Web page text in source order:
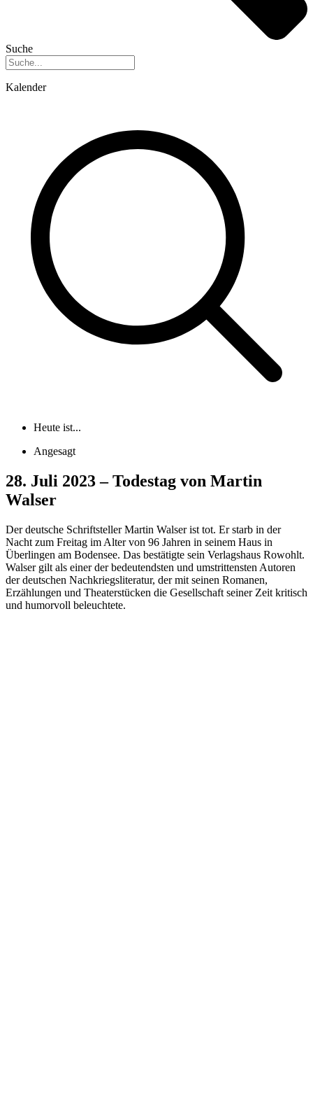
Suche
Kalender
Heute ist...
Angesagt
28. Juli 2023 – Todestag von Martin
Walser
Der deutsche Schriftsteller Martin Walser ist tot. Er starb in der
Nacht zum Freitag im Alter von 96 Jahren in seinem Haus in
Überlingen am Bodensee. Das bestätigte sein Verlagshaus Rowohlt.
Walser gilt als einer der bedeutendsten und umstrittensten Autoren
der deutschen Nachkriegsliteratur, der mit seinen Romanen,
Erzählungen und Theaterstücken die Gesellschaft seiner Zeit kritisch
und humorvoll beleuchtete.